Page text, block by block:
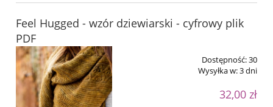
Feel Hugged - wzór dziewiarski - cyfrowy plik
PDF
Dostępność:30
Wysyłka w:3 dni
32,00 zł